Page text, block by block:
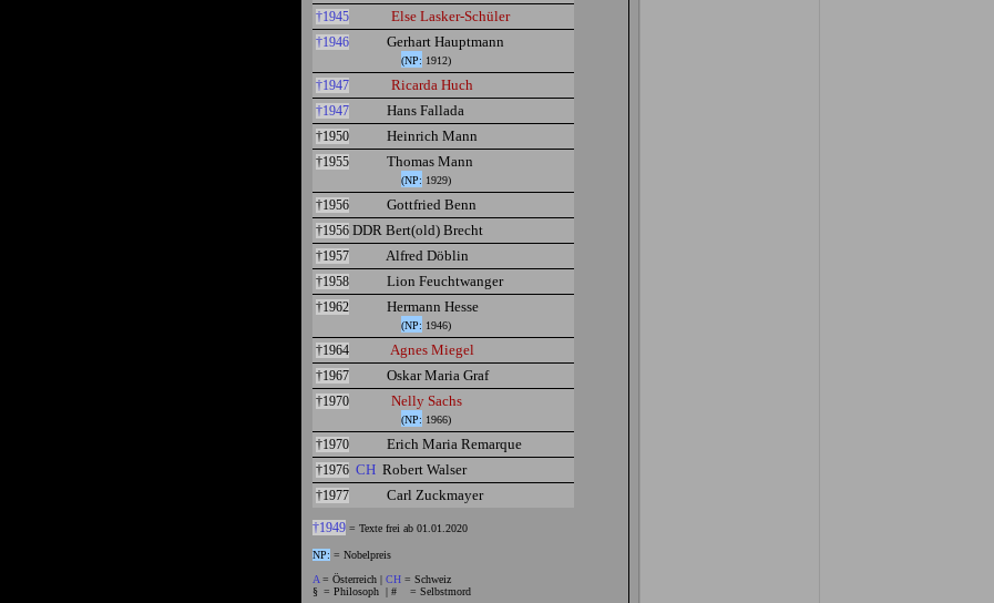
†1945 Else Lasker-Schüler
†1946 Gerhart Hauptmann
(NP: 1912)
†1947 Ricarda Huch
†1947 Hans Fallada
†1950 Heinrich Mann
†1955 Thomas Mann
(NP: 1929)
†1956 Gottfried Benn
†1956 DDR Bert(old) Brecht
†1957 Alfred Döblin
†1958 Lion Feuchtwanger
†1962 Hermann Hesse
(NP: 1946)
†1964 Agnes Miegel
†1967 Oskar Maria Graf
†1970 Nelly Sachs
(NP: 1966)
†1970 Erich Maria Remarque
†1976 CH Robert Walser
†1977 Carl Zuckmayer
†1949 = Texte frei ab 01.01.2020
NP: = Nobelpreis
A = Österreich | CH = Schweiz
§ = Philosoph | #
= Selbstmord